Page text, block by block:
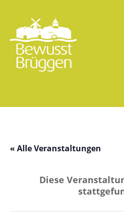
« Alle Veranstaltungen
Diese